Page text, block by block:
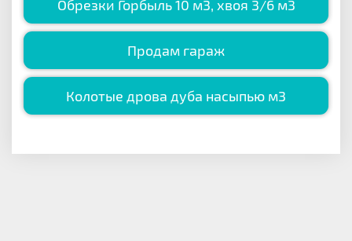
Обрезки Горбыль 10 м3, хвоя 3/6 м3
Продам гараж
Колотые дрова дуба насыпью м3